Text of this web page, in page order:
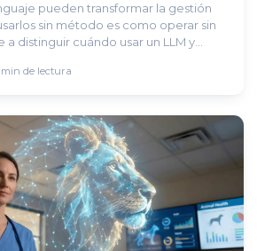
pueden transformar la gestión
sin método es como operar sin
distinguir cuándo usar un LLM y
min de lectura